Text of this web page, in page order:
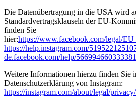
Die Datenübertragung in die USA wird
Standardvertragsklauseln der EU-
finden Sie
hier:https://www.facebook.com/legal/
https://help.instagram.com/
de.facebook.com/help/566994660333381
Weitere Informationen hierzu finden Sie
Datenschutzerklärung von Instagram:
https://instagram.com/about/legal/privacy/